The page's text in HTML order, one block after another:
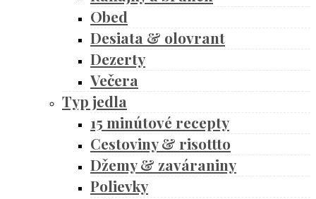
Obed
Desiata & olovrant
Dezerty
Večera
Typ jedla
15 minútové recepty
Cestoviny & risottto
Džemy & zaváraniny
Polievky